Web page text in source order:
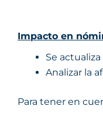
Impacto en
Se
Analizar la
Para tener en